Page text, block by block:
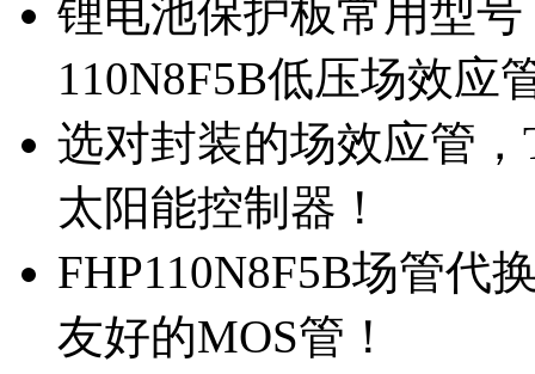
锂电池保护板常用型
110N8F5B低压场效应
选对封装的场效应管
太阳能控制器！
FHP110N8F5B场管代
友好的MOS管！